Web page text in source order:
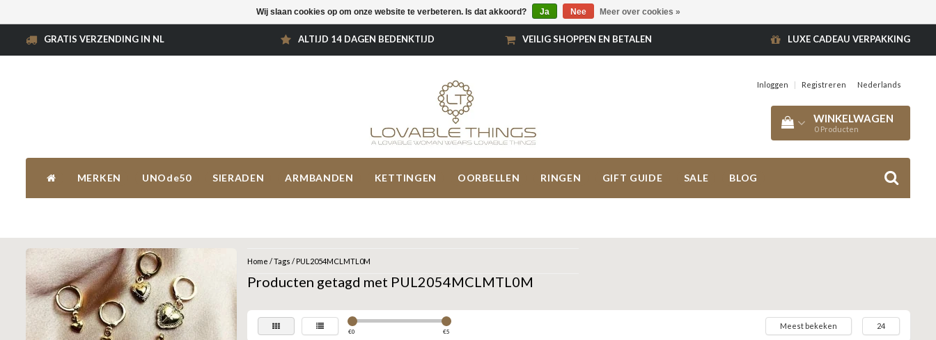
GRATIS VERZENDING IN NL ALTIJD 14 DAGEN BEDENKTIJD VEILIG SHOPPEN EN BETALEN LUXE CADEAU VERPAKKING
Inloggen | Registreren Nederlands
WINKELWAGEN
0 Producten
MERKEN UNOde50 SIERADEN ARMBANDEN KETTINGEN OORBELLEN RINGEN GIFT GUIDE SALE BLOG
Home /Tags / PUL2054MCLMTL0M
Producten getagd met PUL2054MCLMTL0M
€0 €5
Meest bekeken 24
Wij slaan cookies op om onze website te verbeteren. Is dat akkoord? Ja Nee Meer over cookies »